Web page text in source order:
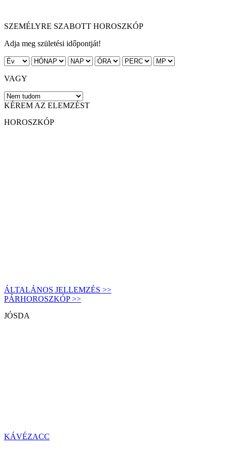
SZEMÉLYRE SZABOTT HOROSZKÓP
Adja meg születési időpontját!
VAGY
KÉREM AZ ELEMZÉST
HOROSZKÓP
ÁLTALÁNOS JELLEMZÉS >>
PÁRHOROSZKÓP >>
JÓSDA
KÁVÉZACC